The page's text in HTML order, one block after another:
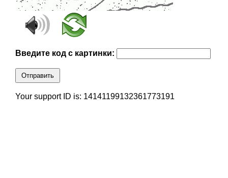
Введите код с картинки:
Отправить
Your support ID is: 14141199132361773191